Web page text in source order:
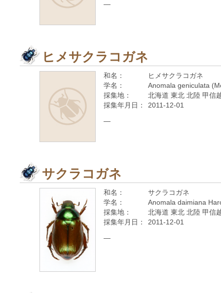
—
ヒメサクラコガネ
和名：
ヒメサクラコガネ
学名：
Anomala geniculata
採集地：
北海道 東北 北陸 甲信
採集年月日：
2011-12-01
—
サクラコガネ
和名：
サクラコガネ
学名：
Anomala daimiana
採集地：
北海道 東北 北陸 甲信
採集年月日：
2011-12-01
—